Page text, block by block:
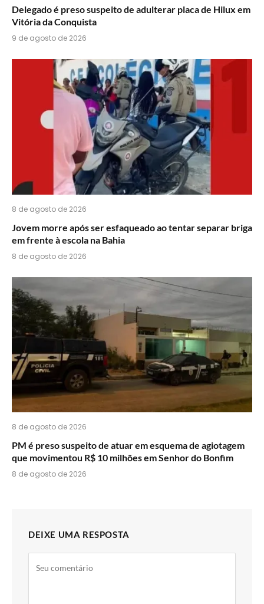
Delegado é preso suspeito de adulterar placa de Hilux em
Vitória da Conquista
9 de agosto de 2026
8 de agosto de 2026
Jovem morre após ser esfaqueado ao tentar separar briga
em frente à escola na Bahia
8 de agosto de 2026
8 de agosto de 2026
PM é preso suspeito de atuar em esquema de agiotagem
que movimentou R$ 10 milhões em Senhor do Bonfim
8 de agosto de 2026
DEIXE UMA RESPOSTA